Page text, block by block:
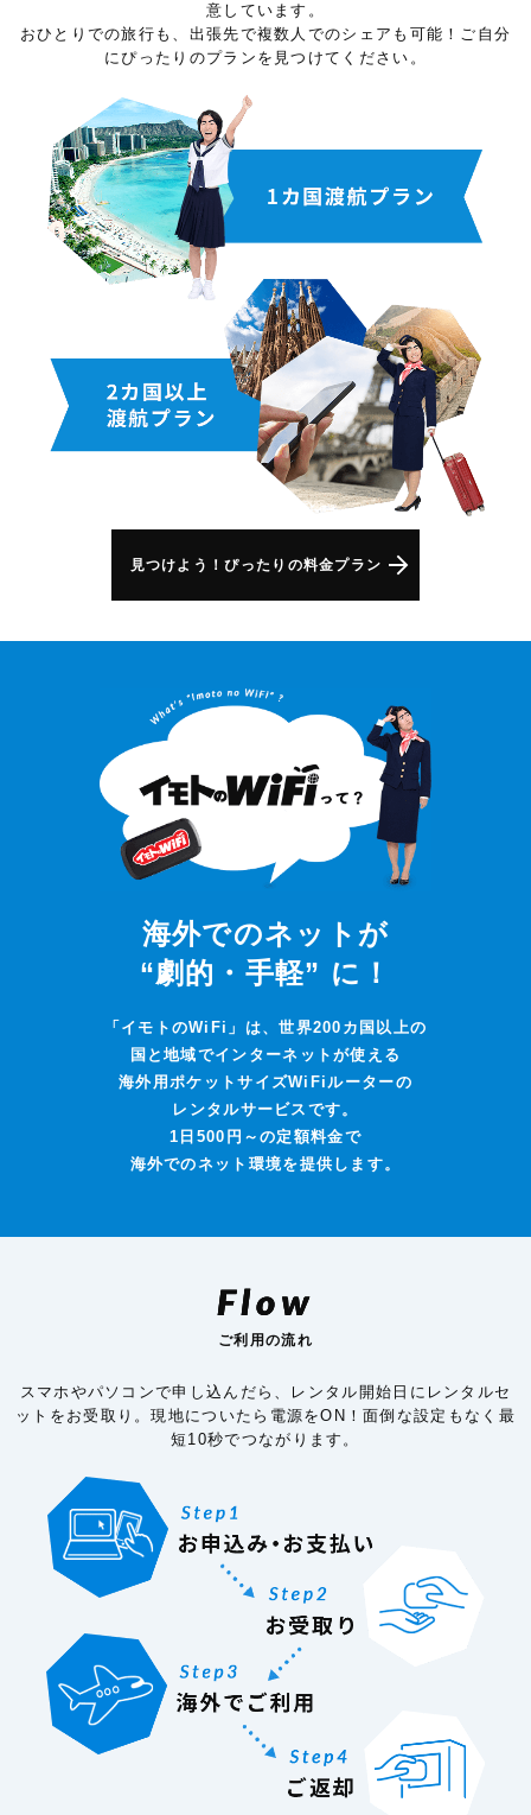
意しています。
おひとりでの旅行も、出張先で複数人でのシェアも可能！ご自分
にぴったりのプランを見つけてください。
見つけよう！ぴったりの料金プラン
海外でのネットが
“劇的・手軽” に！
「イモトのWiFi」は、世界200カ国以上の
国と地域でインターネットが使える
海外用ポケットサイズWiFiルーターの
レンタルサービスです。
1日500円～の定額料金で
海外でのネット環境を提供します。
Flow
ご利用の流れ
スマホやパソコンで申し込んだら、レンタル開始日にレンタルセ
ットをお受取り。現地についたら電源をON！面倒な設定もなく最
短10秒でつながります。